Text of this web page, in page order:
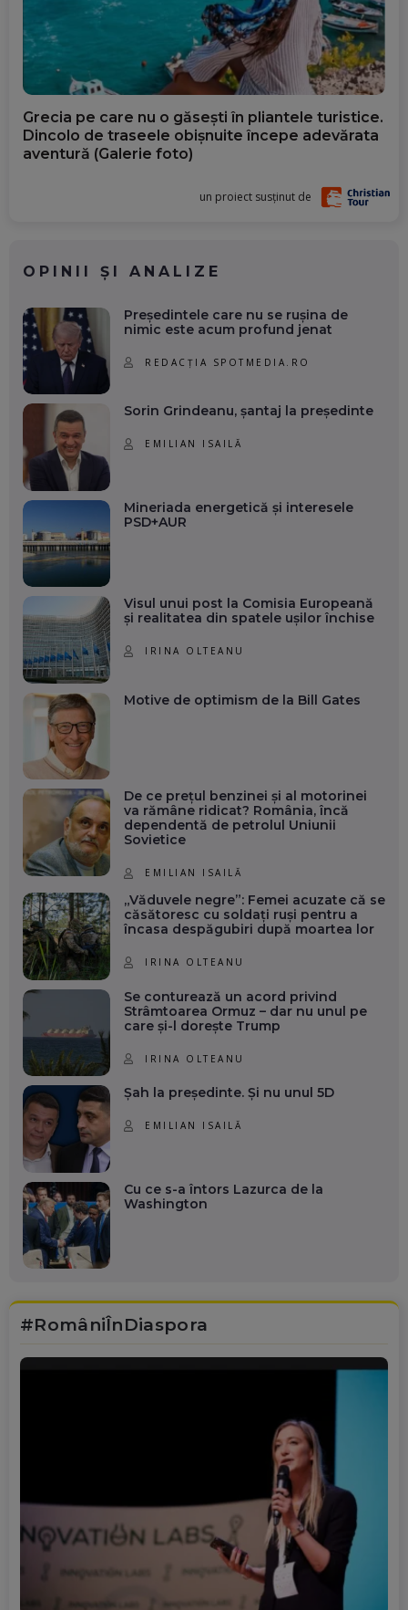
Grecia pe care nu o găsești în pliantele turistice.
Dincolo de traseele obișnuite începe adevărata
aventură (Galerie foto)
un proiect susținut de
OPINII ȘI ANALIZE
Președintele care nu se rușina de
nimic este acum profund jenat
REDACȚIA SPOTMEDIA.RO
Sorin Grindeanu, șantaj la președinte
EMILIAN ISAILĂ
Mineriada energetică și interesele
PSD+AUR
Visul unui post la Comisia Europeană
și realitatea din spatele ușilor închise
IRINA OLTEANU
Motive de optimism de la Bill Gates
De ce prețul benzinei și al motorinei
va rămâne ridicat? România, încă
dependentă de petrolul Uniunii
Sovietice
EMILIAN ISAILĂ
„Văduvele negre”: Femei acuzate că se
căsătoresc cu soldați ruși pentru a
încasa despăgubiri după moartea lor
IRINA OLTEANU
Se conturează un acord privind
Strâmtoarea Ormuz – dar nu unul pe
care și-l dorește Trump
IRINA OLTEANU
Șah la președinte. Și nu unul 5D
EMILIAN ISAILĂ
Cu ce s-a întors Lazurca de la
Washington
#RomâniÎnDiaspora